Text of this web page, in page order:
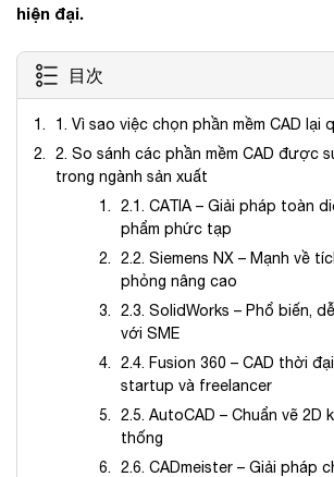
hiện đại.
目次
1. Vì sao việc chọn phần mềm CAD lại
2. So sánh các phần mềm CAD được
trong ngành sản xuất
2.1. CATIA – Giải pháp toàn
phẩm phức tạp
2.2. Siemens NX – Mạnh về
phỏng nâng cao
2.3. SolidWorks – Phổ biến,
với SME
2.4. Fusion 360 – CAD thời
startup và freelancer
2.5. AutoCAD – Chuẩn vẽ 2D
thống
2.6. CADmeister – Giải pháp